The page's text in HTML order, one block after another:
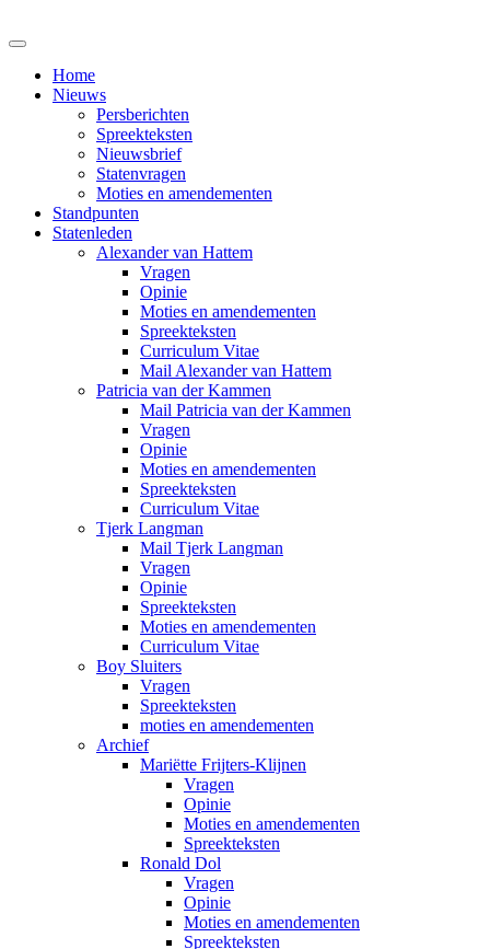
Home
Nieuws
Persberichten
Spreekteksten
Nieuwsbrief
Statenvragen
Moties en amendementen
Standpunten
Statenleden
Alexander van Hattem
Vragen
Opinie
Moties en amendementen
Spreekteksten
Curriculum Vitae
Mail Alexander van Hattem
Patricia van der Kammen
Mail Patricia van der Kammen
Vragen
Opinie
Moties en amendementen
Spreekteksten
Curriculum Vitae
Tjerk Langman
Mail Tjerk Langman
Vragen
Opinie
Spreekteksten
Moties en amendementen
Curriculum Vitae
Boy Sluiters
Vragen
Spreekteksten
moties en amendementen
Archief
Mariëtte Frijters-Klijnen
Vragen
Opinie
Moties en amendementen
Spreekteksten
Ronald Dol
Vragen
Opinie
Moties en amendementen
Spreekteksten